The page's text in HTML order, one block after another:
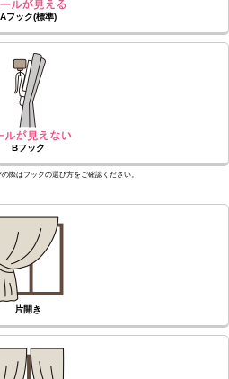
Aフック(標準)
Bフック
際はフックの選び方をご確認ください。
片開き